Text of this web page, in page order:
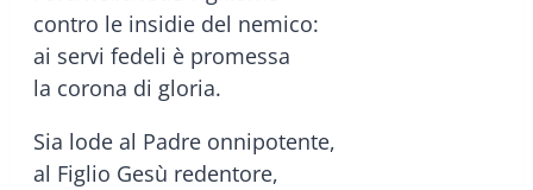
contro le insidie del nemico:
ai servi fedeli è promessa
la corona di gloria.
Sia lode al Padre onnipotente,
al Figlio Gesù redentore,